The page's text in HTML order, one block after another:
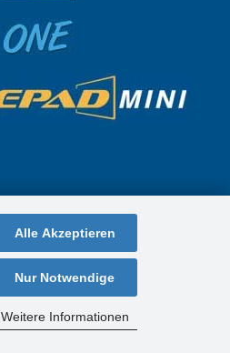
Alle Akzeptieren
Nur Notwendige
Weitere Informationen